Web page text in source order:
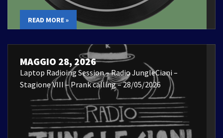
READ MORE »
MAGGIO 28, 2026
Laptop Radioing Session – Radio JungleCiani –
Stagione VIII – Prank calling – 28/05/2026